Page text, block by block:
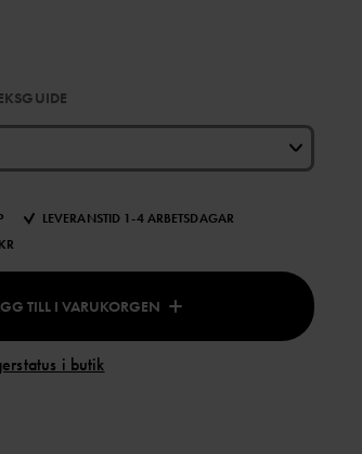
LEVERANSTID 1-4 ARBETSDAGAR
TILL I VARUKORGEN
i butik